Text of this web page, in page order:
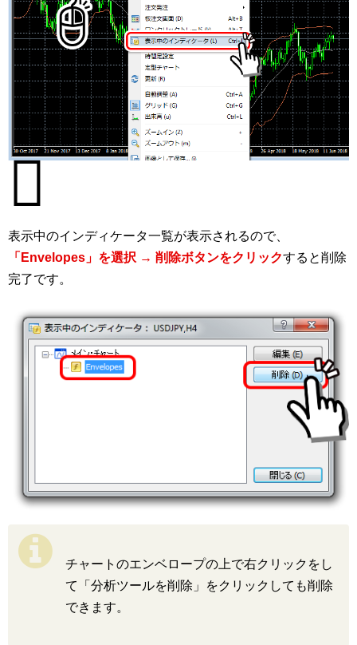
表示中のインディケータ一覧が表示されるので、
「Envelopes」を選択 → 削除ボタンをクリックすると削除
完了です。
チャートのエンベロープの上で右クリックをし
て「分析ツールを削除」をクリックしても削除
できます。